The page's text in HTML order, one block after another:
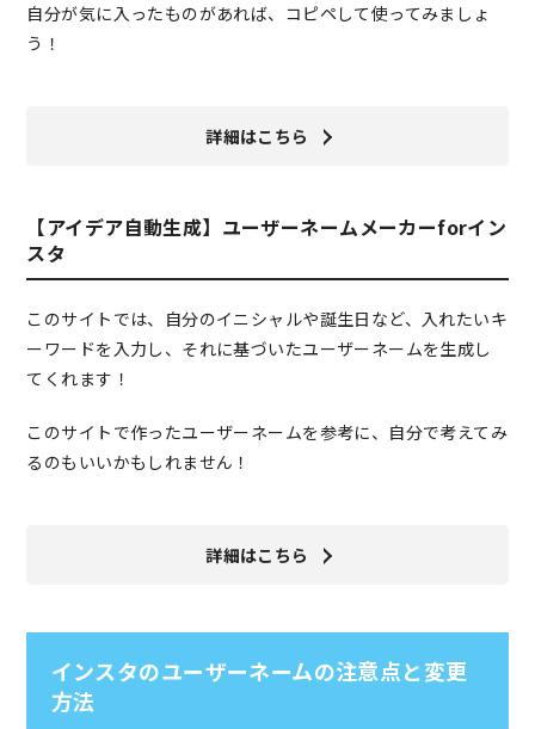
自分が気に入ったものがあれば、コピペして使ってみましょ
う！
詳細はこちら
【アイデア自動生成】ユーザーネームメーカーforイン
スタ
このサイトでは、自分のイニシャルや誕生日など、入れたいキ
ーワードを入力し、それに基づいたユーザーネームを生成し
てくれます！
このサイトで作ったユーザーネームを参考に、自分で考えてみ
るのもいいかもしれません！
詳細はこちら
インスタのユーザーネームの注意点と変更
方法